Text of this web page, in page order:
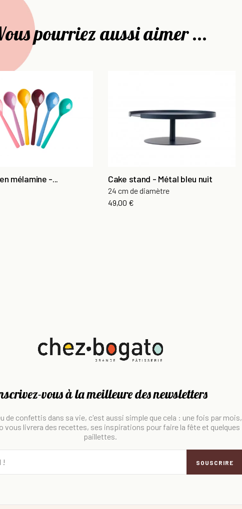
pourriez aussi aimer ...
mélamine -... Cake stand - Métal bleu nuit
24 cm de diamètre
49,00 €
vous à la meilleure des newsletters
de confettis dans sa vie, c'est aussi simple que cela : une fois par mois,
vous livrera des recettes, ses inspirations pour faire la fête et quelques
paillettes.
SOUSCRIRE